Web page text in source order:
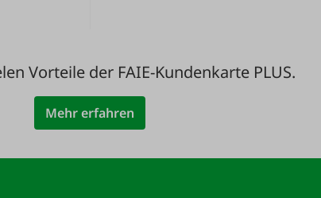
Vorteile der FAIE-Kundenkarte PLUS.
Mehr erfahren